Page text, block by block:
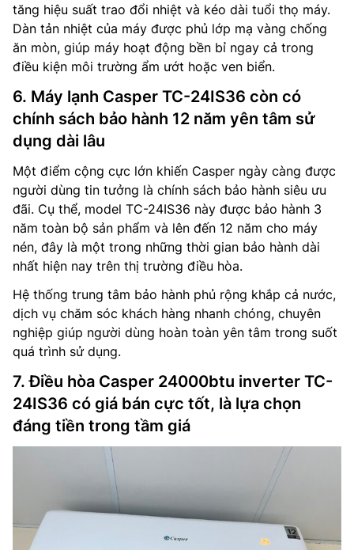
tăng hiệu suất trao đổi nhiệt và kéo dài tuổi thọ máy.
Dàn tản nhiệt của máy được phủ lớp mạ vàng chống
ăn mòn, giúp máy hoạt động bền bỉ ngay cả trong
điều kiện môi trường ẩm ướt hoặc ven biển.
6. Máy lạnh Casper TC-24IS36 còn có
chính sách bảo hành 12 năm yên tâm sử
dụng dài lâu
Một điểm cộng cực lớn khiến Casper ngày càng được
người dùng tin tưởng là chính sách bảo hành siêu ưu
đãi. Cụ thể, model TC-24IS36 này được bảo hành 3
năm toàn bộ sản phẩm và lên đến 12 năm cho máy
nén, đây là một trong những thời gian bảo hành dài
nhất hiện nay trên thị trường điều hòa.
Hệ thống trung tâm bảo hành phủ rộng khắp cả nước,
dịch vụ chăm sóc khách hàng nhanh chóng, chuyên
nghiệp giúp người dùng hoàn toàn yên tâm trong suốt
quá trình sử dụng.
7. Điều hòa Casper 24000btu inverter TC-
24IS36 có giá bán cực tốt, là lựa chọn
đáng tiền trong tầm giá